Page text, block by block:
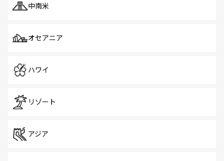
中南米
オセアニア
ハワイ
リゾート
アジア